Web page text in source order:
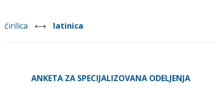
ćirilica ⟷ latinica
ANKETA ZA SPECIJALIZOVANA ODELJENJA